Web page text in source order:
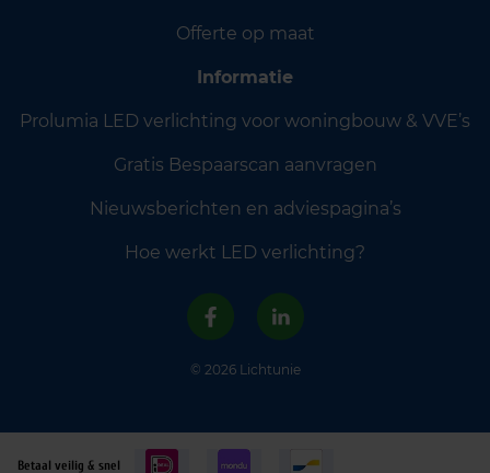
Offerte op maat
Informatie
Prolumia LED verlichting voor woningbouw & VVE’s
Gratis Bespaarscan aanvragen
Nieuwsberichten en adviespagina’s
Hoe werkt LED verlichting?
© 2026 Lichtunie
Betaal veilig & snel